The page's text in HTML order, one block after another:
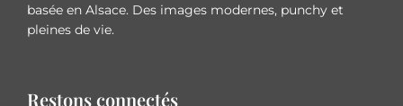
basée en Alsace. Des images modernes, punchy et
pleines de vie.
Restons connectés